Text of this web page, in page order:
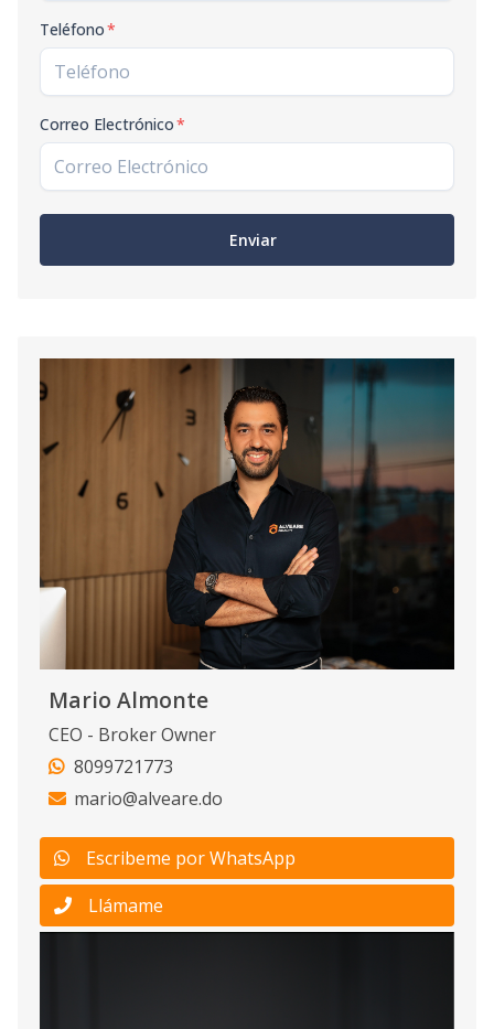
Teléfono*
Correo Electrónico*
Enviar
Mario Almonte
CEO - Broker Owner
8099721773
mario@alveare.do
Escribeme por WhatsApp
Llámame